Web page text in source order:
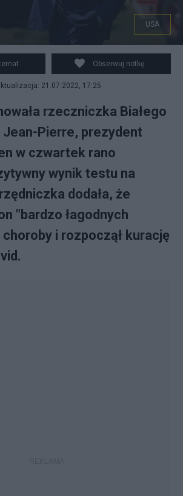
Biden zachorował na koronawirusa.
lekiem Paxlovid. (fot. PAP)
USA
Obserwuj notkę
21.07.2022, 17:25
rzeczniczka Białego
Jean-Pierre, prezydent
w czwartek rano
wynik testu na
dodała, że
"bardzo łagodnych
i rozpoczął kurację